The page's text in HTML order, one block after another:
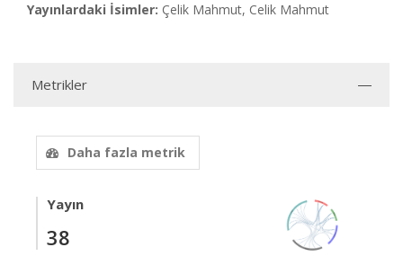
Yayınlardaki İsimler: Çelik Mahmut, Celik Mahmut
Metrikler
Daha fazla metrik
Yayın
38